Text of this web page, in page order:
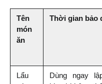
Tên
món
ăn
Thời gian bảo
Lẩu
Dùng ngay